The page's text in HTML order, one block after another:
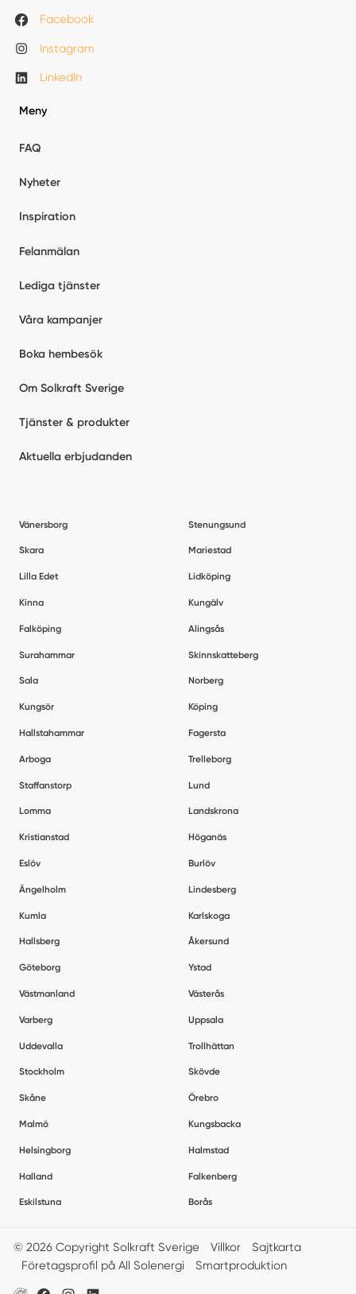
Facebook
Instagram
LinkedIn
Meny
FAQ
Nyheter
Inspiration
Felanmälan
Lediga tjänster
Våra kampanjer
Boka hembesök
Om Solkraft Sverige
Tjänster & produkter
Aktuella erbjudanden
Vänersborg Stenungsund
Skara Mariestad
Lilla Edet Lidköping
Kinna Kungälv
Falköping Alingsås
Surahammar Skinnskatteberg
Sala Norberg
Kungsör Köping
Hallstahammar Fagersta
Arboga Trelleborg
Staffanstorp Lund
Lomma Landskrona
Kristianstad Höganäs
Eslöv Burlöv
Ängelholm Lindesberg
Kumla Karlskoga
Hallsberg Åkersund
Göteborg Ystad
Västmanland Västerås
Varberg Uppsala
Uddevalla Trollhättan
Stockholm Skövde
Skåne Örebro
Malmö Kungsbacka
Helsingborg Halmstad
Halland Falkenberg
Eskilstuna Borås
© 2026 Copyright Solkraft Sverige Villkor
Sajtkarta
Företagsprofil på All Solenergi
Smartproduktion